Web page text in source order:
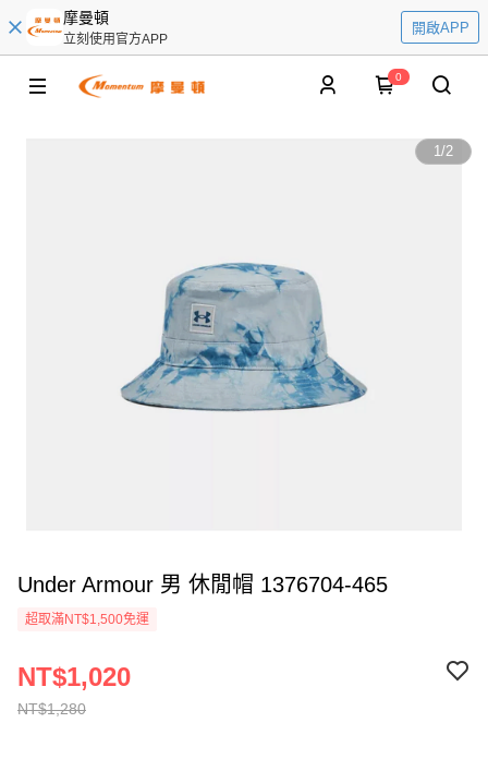
摩曼頓
立刻使用官方APP
開啟APP
0
1/2
Under Armour 男 休閒帽 1376704-465
超取滿NT$1,500免運
NT$1,280
NT$1,020